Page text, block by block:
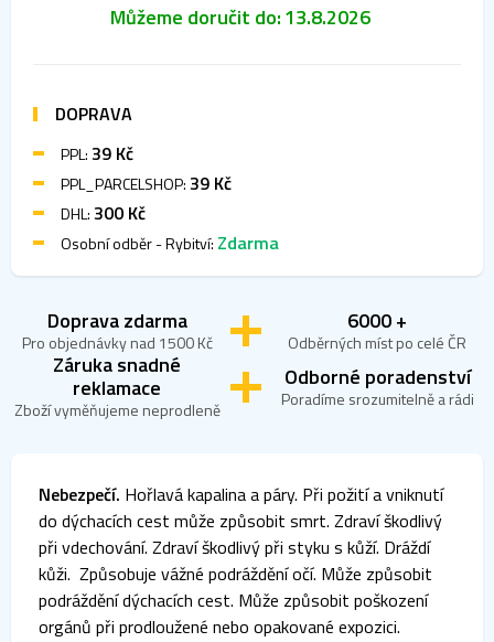
Můžeme doručit do:13.8.2026
DOPRAVA
PPL:39 Kč
PPL_PARCELSHOP:39 Kč
DHL:300 Kč
Osobní odběr - Rybitví: Zdarma
Doprava zdarma
Pro objednávky nad 1500 Kč
6000 +
Odběrných míst po celé ČR
Záruka snadné
reklamace
Zboží vyměňujeme neprodleně
Odborné poradenství
Poradíme srozumitelně a rádi
Nebezpečí. Hořlavá kapalina a páry. Při požití a vniknutí
do dýchacích cest může způsobit smrt. Zdraví škodlivý
při vdechování. Zdraví škodlivý při styku s kůží. Dráždí
kůži. Způsobuje vážné podráždění očí. Může způsobit
podráždění dýchacích cest. Může způsobit poškození
orgánů při prodloužené nebo opakované expozici.